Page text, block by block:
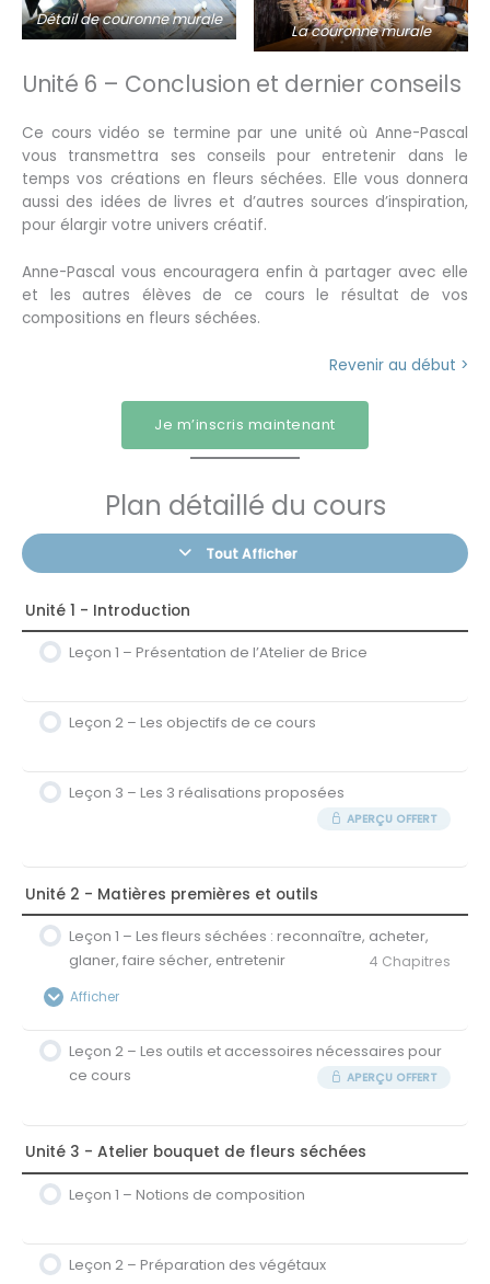
Détail de couronne murale
La couronne murale
Unité 6 – Conclusion et dernier conseils
Ce cours vidéo se termine par une unité où Anne-Pascal
vous transmettra ses conseils pour entretenir dans le
temps vos créations en fleurs séchées. Elle vous donnera
aussi des idées de livres et d’autres sources d’inspiration,
pour élargir votre univers créatif.
Anne-Pascal vous encouragera enfin à partager avec elle
et les autres élèves de ce cours le résultat de vos
compositions en fleurs séchées.
Revenir au début >
Je m’inscris maintenant
Plan détaillé du cours
Tout Afficher
Unité 1 - Introduction
Leçon 1 – Présentation de l’Atelier de Brice
Leçon 2 – Les objectifs de ce cours
Leçon 3 – Les 3 réalisations proposées
APERÇU OFFERT
Unité 2 - Matières premières et outils
Leçon 1 – Les fleurs séchées : reconnaître, acheter,
glaner, faire sécher, entretenir
4 Chapitres
Afficher
Contenu de la Leçon
0% Terminé
1A – Les différents types de fleurs séchées
1C – Sécher soi-même ses fleurs
Leçon 2 – Les outils et accessoires nécessaires pour
ce cours
APERÇU OFFERT
Unité 3 - Atelier bouquet de fleurs séchées
Leçon 1 – Notions de composition
Leçon 2 – Préparation des végétaux